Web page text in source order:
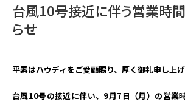
台風10号接近に伴う営業時
らせ
平素はハウディをご愛顧賜り、厚く御礼申し上げ
台風10号の接近に伴い、9月7日（月）の営業